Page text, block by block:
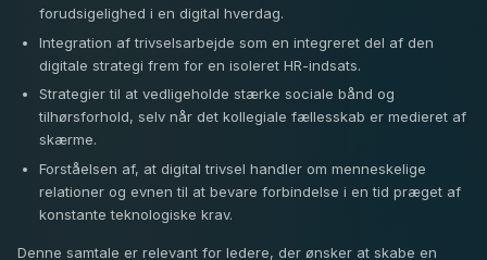
forudsigelighed i en digital hverdag.
Integration af trivselsarbejde som en integreret del af den
digitale strategi frem for en isoleret HR-indsats.
Strategier til at vedligeholde stærke sociale bånd og
tilhørsforhold, selv når det kollegiale fællesskab er medieret af
skærme.
Forståelsen af, at digital trivsel handler om menneskelige
relationer og evnen til at bevare forbindelse i en tid præget af
konstante teknologiske krav.
Denne samtale er relevant for ledere, der ønsker at skabe en